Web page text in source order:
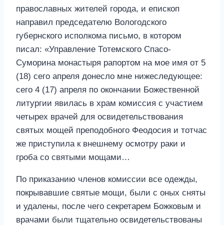
православных жителей города, и епископ
направил председателю Вологодского
губернского исполкома письмо, в котором
писал: «Управление Тотемского Спасо-
Суморина монастыря рапортом на мое имя от 5
(18) сего апреля донесло мне нижеследующее:
сего 4 (17) апреля по окончании Божественной
литургии явилась в храм комиссия с участием
четырех врачей для освидетельствования
святых мощей преподобного Феодосия и тотчас
же приступила к внешнему осмотру раки и
гроба со святыми мощами…
По приказанию членов комиссии все одежды,
покрывавшие святые мощи, были с оных сняты
и удалены, после чего секретарем Божковым и
врачами были тщательно освидетельствованы